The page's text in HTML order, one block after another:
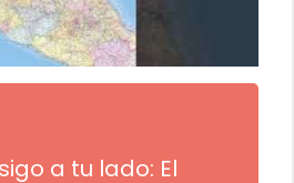
a tu lado: El